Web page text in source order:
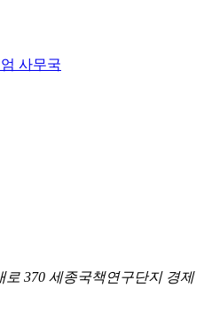
사무국
로 370 세종국책연구단지 경제